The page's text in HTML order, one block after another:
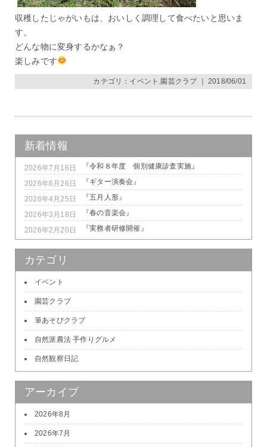
収穫したじゃがいもは、おいしく調理して食べたいと思いま
す。
どんな物に変身するかなぁ？
楽しみです
カテゴリ： イベント ,園芸クラブ ｜ 2018/06/01
新着情報
2026年7月16日 『令和８年度 個別健康診査実施』
2026年6月26日 『ギター演奏会』
2026年4月25日 『五月人形』
2026年3月18日 『春の音楽会』
2026年2月20日 『実務者研修開催』
カテゴリ
イベント
園芸クラブ
筆あそびクラブ
自然派農法 手作りグルメ
自然観察日記
アーカイブ
2026年8月
2026年7月